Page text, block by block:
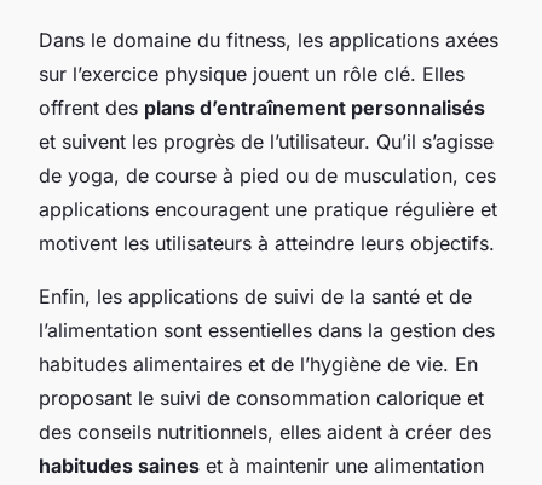
Dans le domaine du fitness, les applications axées
sur l’exercice physique jouent un rôle clé. Elles
offrent des plans d’entraînement personnalisés
et suivent les progrès de l’utilisateur. Qu’il s’agisse
de yoga, de course à pied ou de musculation, ces
applications encouragent une pratique régulière et
motivent les utilisateurs à atteindre leurs objectifs.
Enfin, les applications de suivi de la santé et de
l’alimentation sont essentielles dans la gestion des
habitudes alimentaires et de l’hygiène de vie. En
proposant le suivi de consommation calorique et
des conseils nutritionnels, elles aident à créer des
habitudes saines et à maintenir une alimentation